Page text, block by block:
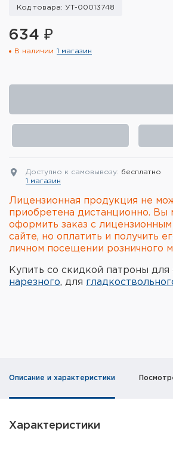
снаряжения
Сумки и рюкзаки
Охотничье снаряжение
Фонари и ЛЦУ
Туристическое снаряжение
Инструменты
Опоры и станки для оружия
Термосы, термосумки,
Код товара: УТ-00013748
634 ₽
В наличии 1 магазин
Доступно к самовывозу: бесплатно
1 магазин
Лицензионная продукция не
приобретена дистанционно. Вы
оформить заказ с
сайте, но оплатить и получить
личном посещении розничного
Купить со скидкой патроны для
нарезного, для
Описание и характеристики
Характеристики